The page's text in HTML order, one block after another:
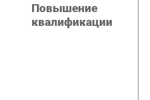
Повышение
квалификации